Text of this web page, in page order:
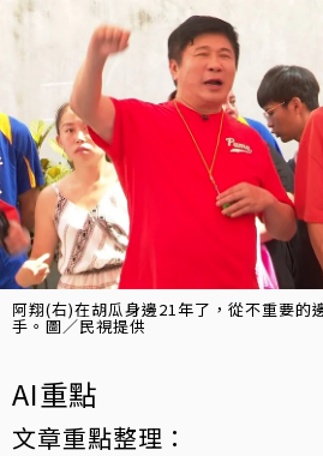
阿翔(右)在胡瓜身邊21年了，從不重要的
手。圖／民視提供
AI重點
文章重點整理：